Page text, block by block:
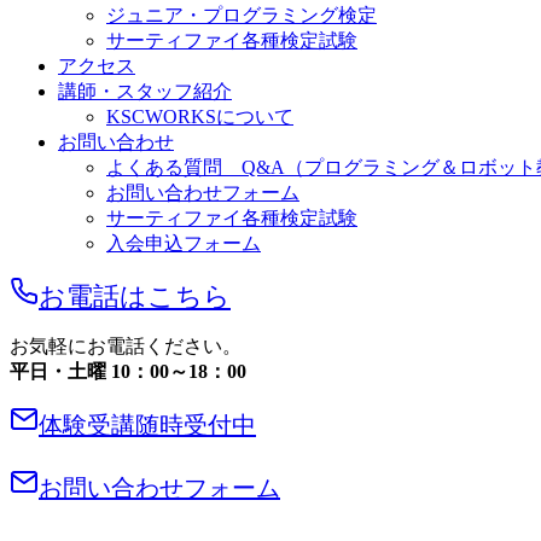
ジュニア・プログラミング検定
サーティファイ各種検定試験
アクセス
講師・スタッフ紹介
KSCWORKSについて
お問い合わせ
よくある質問 Q&A（プログラミング＆ロボット
お問い合わせフォーム
サーティファイ各種検定試験
入会申込フォーム
お電話はこちら
お気軽にお電話ください。
平日・土曜 10：00～18：00
体験受講随時受付中
お問い合わせフォーム